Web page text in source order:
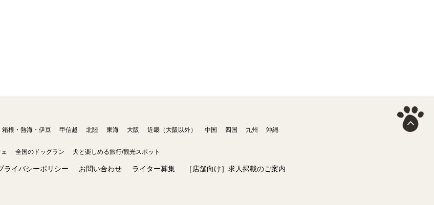
箱根・熱海・伊豆 甲信越 北陸 東海 大阪 近畿（大阪以外） 中国 四国 九州
沖縄
全国のドッグラン 犬と楽しめる旅行/観光スポット
ライバシーポリシー お問い合わせ ライター募集 ［店舗向け］求人掲載のご案内